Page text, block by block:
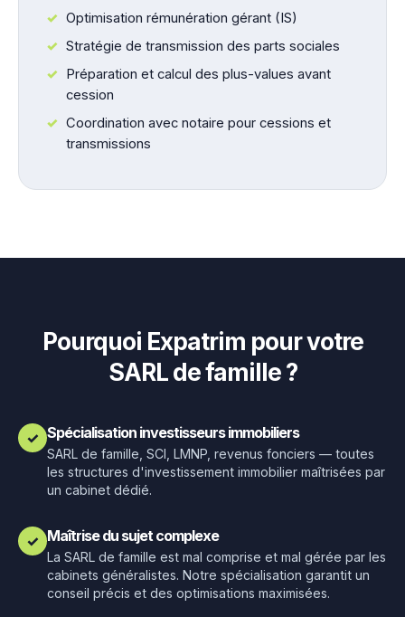
Optimisation rémunération gérant (IS)
Stratégie de transmission des parts sociales
Préparation et calcul des plus-values avant
cession
Coordination avec notaire pour cessions et
transmissions
Pourquoi Expatrim pour votre
SARL de famille ?
✓ Spécialisation investisseurs immobiliers
SARL de famille, SCI, LMNP, revenus fonciers — toutes
les structures d'investissement immobilier maîtrisées par
un cabinet dédié.
✓ Maîtrise du sujet complexe
La SARL de famille est mal comprise et mal gérée par les
cabinets généralistes. Notre spécialisation garantit un
conseil précis et des optimisations maximisées.